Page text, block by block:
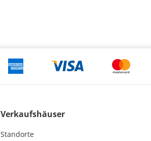
Verkaufshäuser
Standorte